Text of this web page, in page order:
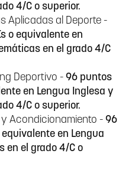
4/C o superior.
Aplicadas al Deporte -
o equivalente en
en el grado 4/C
Deportivo - 96 puntos
en Lengua Inglesa y
4/C o superior.
y Acondicionamiento - 96
equivalente en Lengua
en el grado 4/C o